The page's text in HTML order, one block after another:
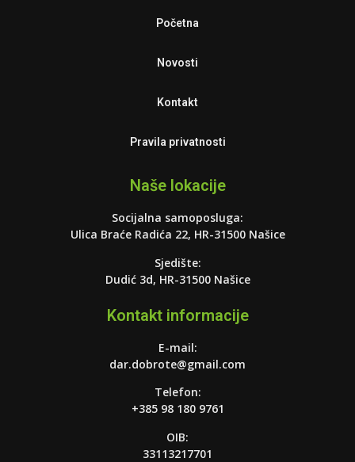
Početna
Novosti
Kontakt
Pravila privatnosti
Naše lokacije
Socijalna samoposluga:
Ulica Braće Radića 22, HR-31500 Našice
Sjedište:
Dudić 3d, HR-31500 Našice
Kontakt informacije
E-mail:
dar.dobrote@gmail.com
Telefon:
+385 98 180 9761
OIB:
33113217701